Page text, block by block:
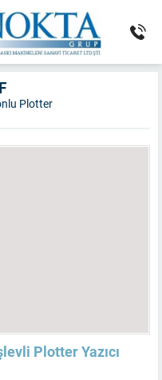
Plotter
Plotter Yazıcı